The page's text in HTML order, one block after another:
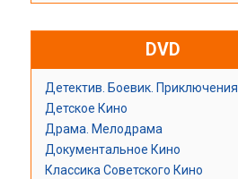
DVD
Детектив. Боевик. Приключения
Детское Кино
Драма. Мелодрама
Документальное Кино
Классика Советского Кино